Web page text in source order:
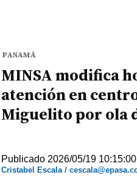
PANAMÁ
MINSA modifica
atención en
Miguelito por ola
Publicado 2026/05/19 10:15:00
Cristabel Escala /